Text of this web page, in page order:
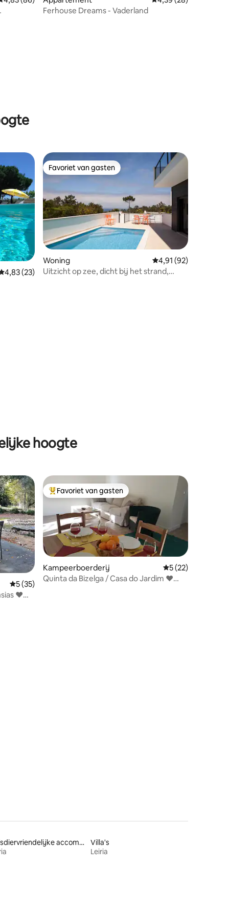
Ferhouse Dreams - Vaderland
beoordeling van 4,83 uit 5, 23 recensies
4,83 (23)
Favoriet van gasten
Favoriet van gasten
Woning Gemiddelde
4,91 (92)
Uitzicht op zee, dicht bij het strand,
hoogte
Gemiddelde beoordeling van 5 uit 5, 35 recensies
5 (35)
❤
Topfavoriet van gasten
Favoriet van gasten
Kampeerboerderij Gemiddelde
5 (22)
Quinta da Bizelga / Casa do Jardim ❤
Huisdiervriendelijke accommodaties
Villa's
Leiria